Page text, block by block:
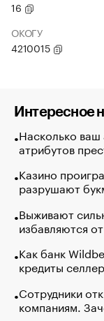
16
ОКОГУ
4210015
Интересное
Насколько ваш
атрибутов
Казино
разрушают
Выживают
избавляются
Как банк
кредиты
Сотрудники
компаниям.